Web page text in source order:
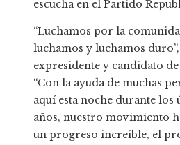
escucha en el Partido
“Luchamos por la
luchamos y luchamos
expresidente y candidato de
“Con la ayuda de muchas
aquí esta noche durante los
años, nuestro movimiento
un progreso increíble, el